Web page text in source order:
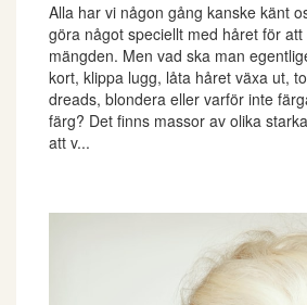
Alla har vi någon gång kanske känt
göra något speciellt med håret för
mängden. Men vad ska man
kort, klippa lugg, låta håret växa ut,
dreads, blondera eller varför inte
färg? Det finns massor av olika
att v...